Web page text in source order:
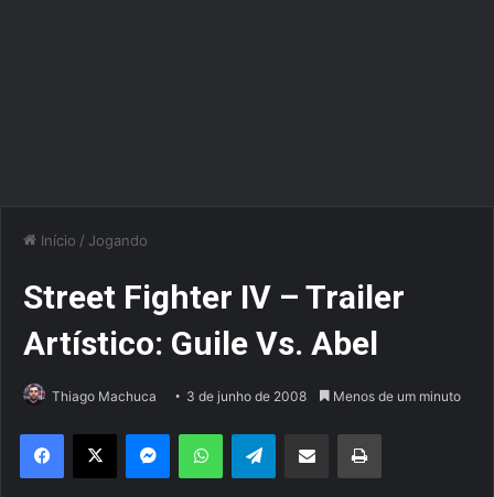
Início / Jogando
Street Fighter IV – Trailer
Artístico: Guile Vs. Abel
Thiago Machuca 3 de junho de 2008 Menos de um minuto